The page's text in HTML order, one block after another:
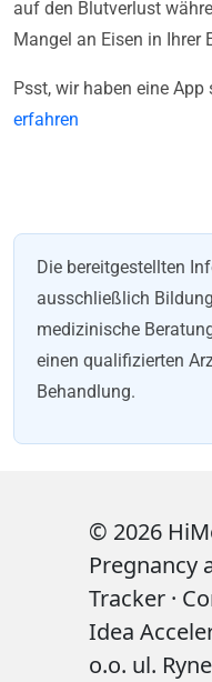
auf den Blutverlust
Mangel an Eisen in Ihrer
Psst, wir haben eine
erfahren
Die bereitgestellten
ausschließlich
medizinische
einen qualifizierten
Behandlung.
© 2026
Pregnancy
Tracker ·
Idea
o.o. ul.